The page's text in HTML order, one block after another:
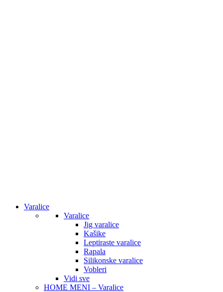
Varalice
Varalice
Jig varalice
Kašike
Leptiraste varalice
Rapala
Silikonske varalice
Vobleri
Vidi sve
HOME MENI – Varalice